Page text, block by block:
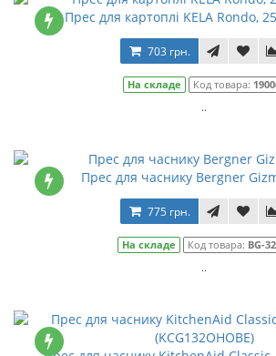
Прес для картоплі KELA Rondo,
703 грн.
На складе Код товара:
..
Прес для часнику Bergner
775 грн.
На складе Код товара: BG-
..